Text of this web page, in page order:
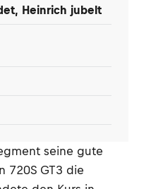
Heinrich jubelt
seine gute
720S GT3 die